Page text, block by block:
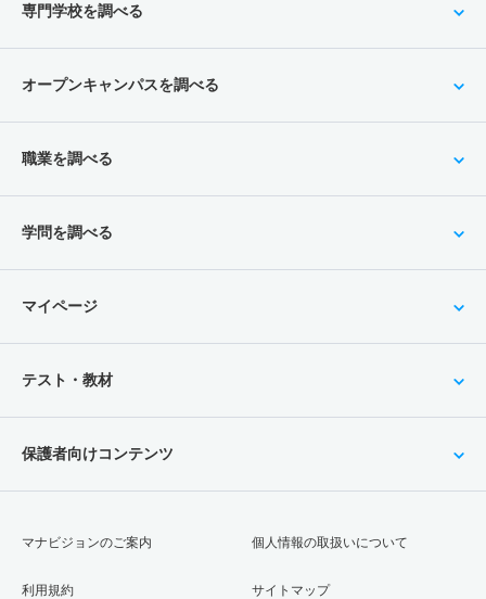
専門学校を調べる
オープンキャンパスを調べる
職業を調べる
学問を調べる
マイページ
テスト・教材
保護者向けコンテンツ
マナビジョンのご案内
利用規約
個人情報の取扱いについて
サイトマップ